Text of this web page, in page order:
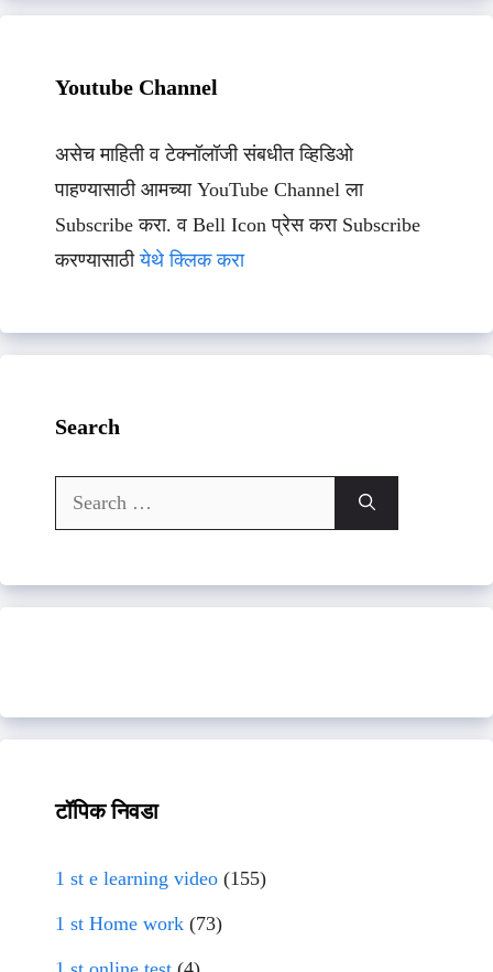
Youtube Channel
असेच माहिती व टेक्नॉलॉजी संबधीत व्हिडिओ
पाहण्यासाठी आमच्या YouTube Channel ला
Subscribe करा. व Bell Icon प्रेस करा Subscribe
करण्यासाठीयेथे क्लिक करा
Search
Search
for:
टॉपिक निवडा
1 st e learning video (155)
1 st Home work (73)